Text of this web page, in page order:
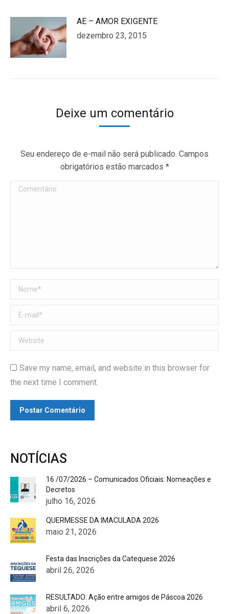
AE – AMOR EXIGENTE
dezembro 23, 2015
Deixe um comentário
Seu endereço de e-mail não será publicado. Campos
obrigatórios estão marcados *
Comentário
Nome *
E-mail *
Website
Save my name, email, and website in this browser for
the next time I comment.
Postar Comentário
NOTÍCIAS
16 /07/2026 – Comunicados Oficiais: Nomeações e
Decretos
julho 16, 2026
QUERMESSE DA IMACULADA 2026
maio 21, 2026
Festa das Inscrições da Catequese 2026
abril 26, 2026
RESULTADO: Ação entre amigos de Páscoa 2026
abril 6, 2026